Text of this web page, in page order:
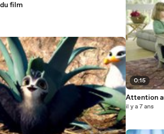
film
0:15
Attention
il y a 7 ans